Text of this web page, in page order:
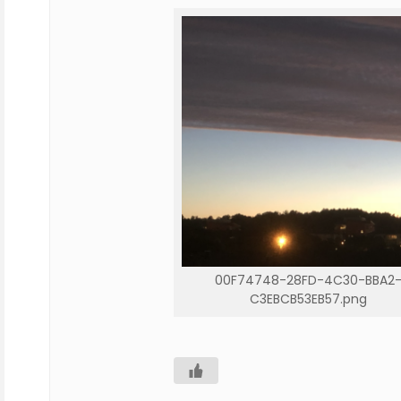
00F74748-28FD-4C30-BBA2-
C3EBCB53EB57.png